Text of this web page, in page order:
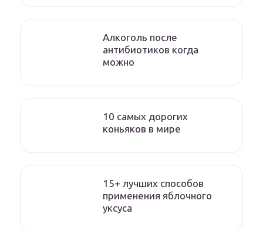
Алкоголь после
антибиотиков когда
можно
10 самых дорогих
коньяков в мире
15+ лучших способов
применения яблочного
уксуса